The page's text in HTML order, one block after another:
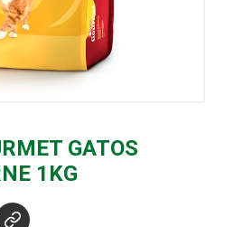
GATOS
1KG